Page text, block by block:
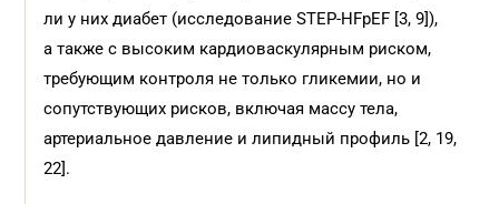
ли у них диабет (исследование STEP-HFpEF [3, 9]),
а также с высоким кардиоваскулярным риском,
требующим контроля не только гликемии, но и
сопутствующих рисков, включая массу тела,
артериальное давление и липидный профиль [2, 19,
22].